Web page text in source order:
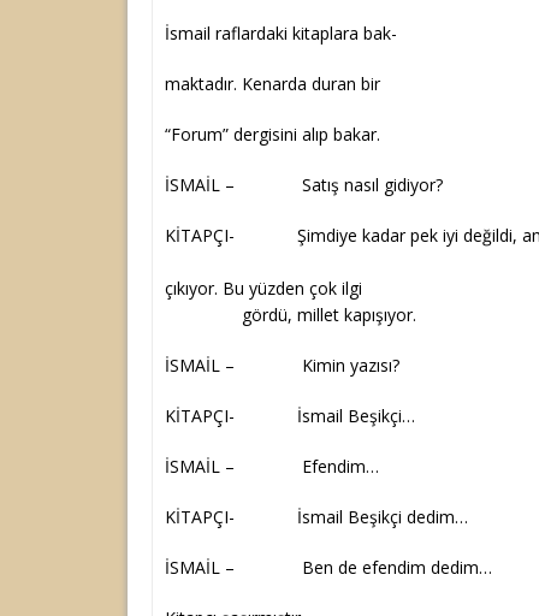
İsmail raflardaki kitaplara bak-
maktadır. Kenarda duran bir
“Forum” dergisini alıp bakar.
İSMAİL – Satış nasıl gidiyor?
KİTAPÇI- Şimdiye kadar pek iyi değildi,
çıkıyor. Bu
gördü, millet kapışıyor.
İSMAİL – Kimin yazısı?
KİTAPÇI- İsmail Beşikçi…
İSMAİL – Efendim…
KİTAPÇI- İsmail Beşikçi dedim…
İSMAİL – Ben de efendim dedim…